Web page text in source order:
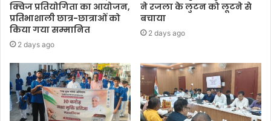
क्विज प्रतियोगिता का आयोजन,
प्रतिभाशाली छात्र-छात्राओं को
किया गया सम्मानित
2 days ago
ने रजला के लुटन को लूटने से
बचाया
2 days ago